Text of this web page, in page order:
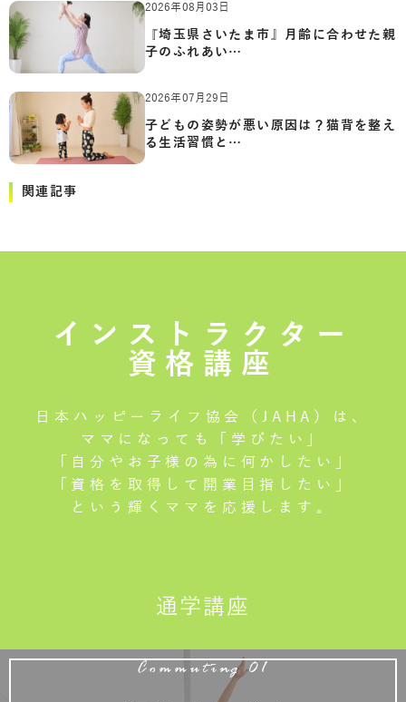
2026年08月03日
『埼玉県さいたま市』月齢に合わせた親
子のふれあい…
2026年07月29日
子どもの姿勢が悪い原因は？猫背を整え
る生活習慣と…
関連記事
インストラクター
資格講座
日本ハッピーライフ協会（JAHA）は、
ママになっても「学びたい」
「自分やお子様の為に何かしたい」
「資格を取得して開業目指したい」
という輝くママを応援します。
通学講座
Commuting 01